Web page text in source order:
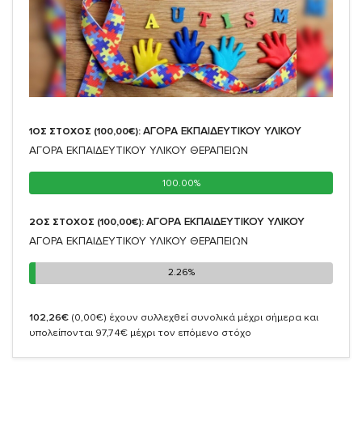
1ΟΣ ΣΤΟΧΟΣ (100,00€): ΑΓΟΡΑ ΕΚΠΑΙΔΕΥΤΙΚΟΥ ΥΛΙΚΟΥ
ΑΓΟΡΑ ΕΚΠΑΙΔΕΥΤΙΚΟΥ ΥΛΙΚΟΥ ΘΕΡΑΠΕΙΩΝ
100.00%
100.00%
2ΟΣ ΣΤΟΧΟΣ (100,00€): ΑΓΟΡΑ ΕΚΠΑΙΔΕΥΤΙΚΟΥ ΥΛΙΚΟΥ
ΑΓΟΡΑ ΕΚΠΑΙΔΕΥΤΙΚΟΥ ΥΛΙΚΟΥ ΘΕΡΑΠΕΙΩΝ
2.26%
2.26%
102,26€ (0,00€) έχουν συλλεχθεί συνολικά μέχρι σήμερα και
υπολείπονται 97,74€ μέχρι τον επόμενο στόχο